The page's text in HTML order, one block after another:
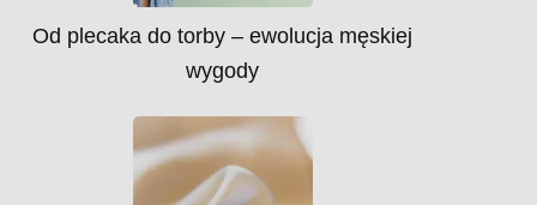
Od plecaka do torby – ewolucja męskiej
wygody